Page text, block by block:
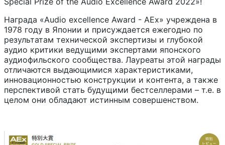
Награда «Audio excellence Award - AEx» учреждена в
1978 году в Японии и присуждается ежегодно по
результатам технической экспертизы и глубокой
аудио критики ведущими экспертами японского
аудиофильского сообщества. Лауреаты этой награды
отличаются выдающимися характеристиками,
инновационностью конструкции и контента, а также
перспективой стать будущими бестселлерами – т.е. в
целом они обладают истинным совершенством.